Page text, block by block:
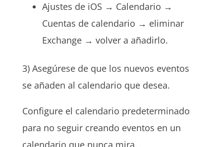
Ajustes de iOS → Calendario →
Cuentas de calendario → eliminar
Exchange → volver a añadirlo.
3) Asegúrese de que los nuevos eventos
se añaden al calendario que desea.
Configure el calendario predeterminado
para no seguir creando eventos en un
calendario que nunca mira.